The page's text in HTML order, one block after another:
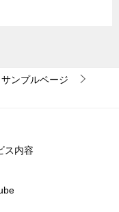
サンプルページ
ス内容